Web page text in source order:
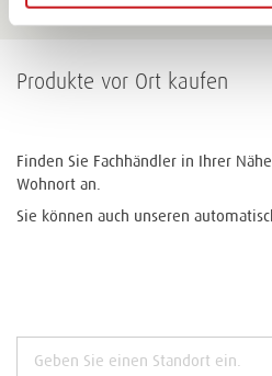
Produkte vor Ort kaufen
Finden Sie Fachhändler in Ihrer
Wohnort an.
Sie können auch unseren